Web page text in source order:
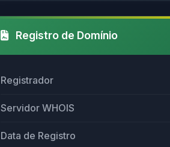
Registro de Domínio
Registrador
Servidor WHOIS
Data de Registro